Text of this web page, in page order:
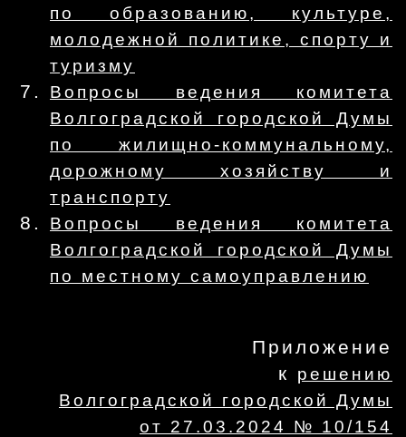
по образованию, культуре,
молодежной политике, спорту и
туризму
Вопросы ведения комитета
Волгоградской городской Думы
по жилищно-коммунальному,
дорожному хозяйству и
транспорту
Вопросы ведения комитета
Волгоградской городской Думы
по местному самоуправлению
Приложение
к решению
Волгоградской городской Думы
от 27.03.2024 № 10/154